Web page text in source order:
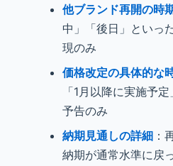
他ブランド再開の時
中」「後日」といっ
現のみ
価格改定の具体的な
「1月以降に実施予定
予告のみ
納期見通しの詳細 ：
納期が通常水準に戻